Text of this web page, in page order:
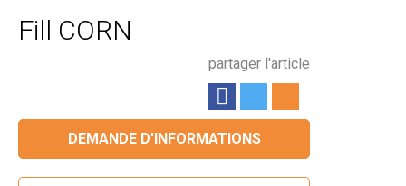
Fill CORN
partager l'article
DEMANDE D'INFORMATIONS